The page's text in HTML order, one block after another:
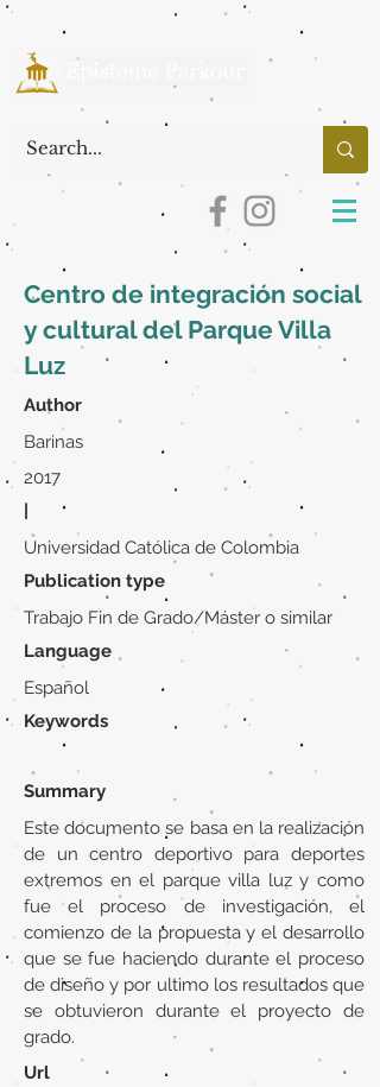
Centro de integración social
y cultural del Parque Villa
Luz
Author
Barinas
2017
|
Universidad Católica de Colombia
Publication type
Trabajo Fin de Grado/Máster o similar
Language
Español
Keywords
Summary
Este documento se basa en la realización
de un centro deportivo para deportes
extremos en el parque villa luz y como
fue el proceso de investigación, el
comienzo de la propuesta y el desarrollo
que se fue haciendo durante el proceso
de diseño y por ultimo los resultados que
se obtuvieron durante el proyecto de
grado.
Url